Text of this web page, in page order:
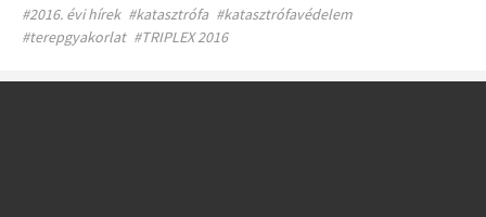
#2016. évi hírek #katasztrófa #katasztrófavédelem
#terepgyakorlat #TRIPLEX 2016